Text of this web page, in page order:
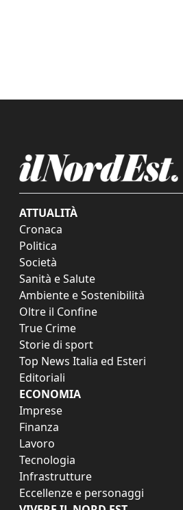
ATTUALITÀ
Cronaca
Politica
Società
Sanità e Salute
Ambiente e Sostenibilità
Oltre il Confine
True Crime
Storie di sport
Top News Italia ed Esteri
Editoriali
ECONOMIA
Imprese
Finanza
Lavoro
Tecnologia
Infrastrutture
Eccellenze e personaggi